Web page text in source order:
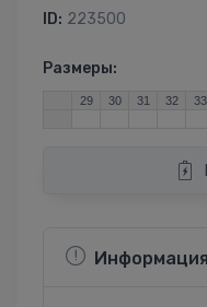
ID: 223500
Размеры:
29 30 31 32 33